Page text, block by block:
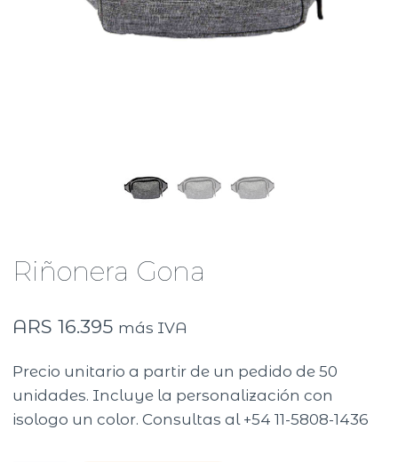
Riñonera Gona
ARS 16.395 más IVA
Precio unitario a partir de un pedido de 50
unidades. Incluye la personalización con
isologo un color. Consultas al +54 11-5808-1436